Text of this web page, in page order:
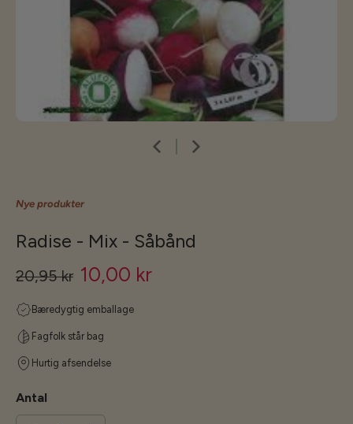
Nye produkter
Radise - Mix - Såbånd
20,95 kr 10,00 kr
Bæredygtig emballage
Fagfolk står bag
Hurtig afsendelse
Antal